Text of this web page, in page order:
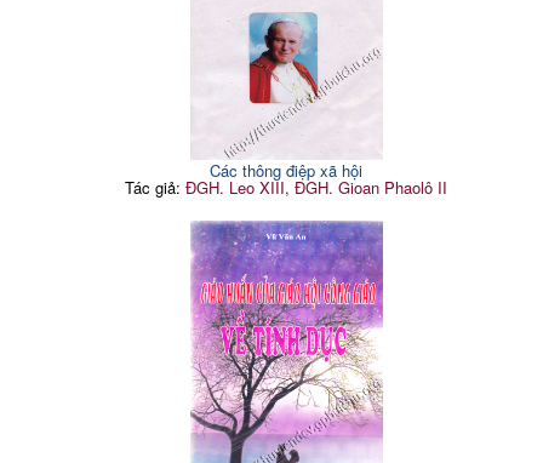
Các thông điệp xã hội
Tác giả:ĐGH. Leo XIII, ĐGH. Gioan Phaolô II